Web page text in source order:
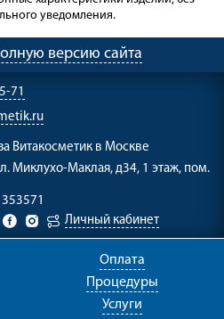
уведомления.
версию сайта
71
Витакосметик в Москве
Миклухо-Маклая, д34, 1 этаж, пом.
Личный кабинет
Оплата
Процедуры
Услуги